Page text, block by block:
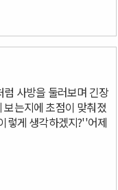
사방을 둘러보며 긴장
보는지에 초점이 맞춰졌
렇게 생각하겠지?''어제